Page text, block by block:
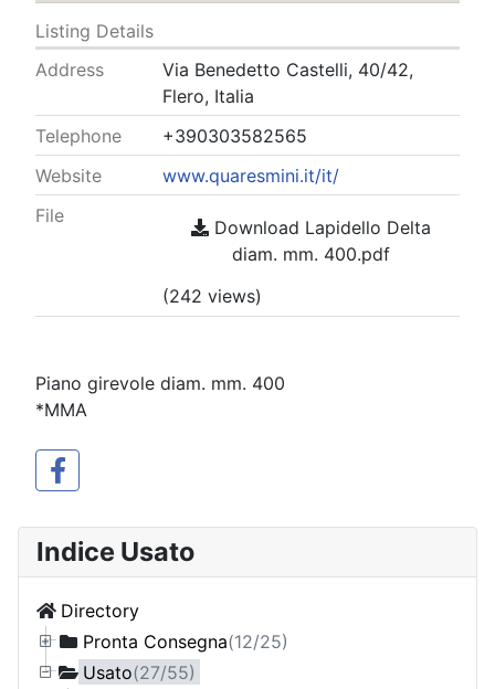
Listing Details
Address
Via Benedetto Castelli, 40/42,
Flero, Italia
Telephone
+390303582565
Website
www.quaresmini.it/it/
File
Download Lapidello Delta
diam. mm. 400.pdf
(242 views)
Piano girevole diam. mm. 400
*MMA
Indice Usato
Directory
Pronta Consegna(12/25)
Centri di lavoro
Usato(27/55)